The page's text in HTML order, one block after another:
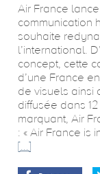
Air France
communication
souhaite
l’international.
concept, cette
d’une France
de visuels ainsi
diffusée dans
marquant, Air
: « Air France is
[...]